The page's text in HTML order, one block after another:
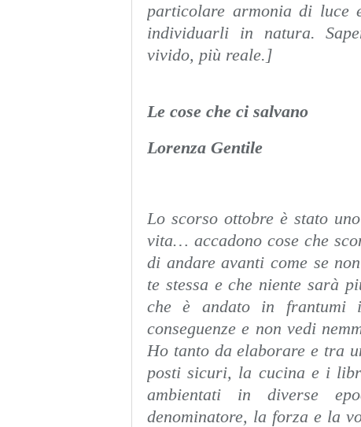
particolare armonia di luce
individuarli in natura.
vivido, più reale.]
Le cose che ci salvano
Lorenza Gentile
Lo scorso ottobre è stato
vita… accadono cose che
di andare avanti come se
te stessa e che niente sarà
che è andato in frantumi
conseguenze e non vedi
Ho tanto da elaborare e tra
posti sicuri, la cucina e i
ambientati in diverse
denominatore, la forza e la